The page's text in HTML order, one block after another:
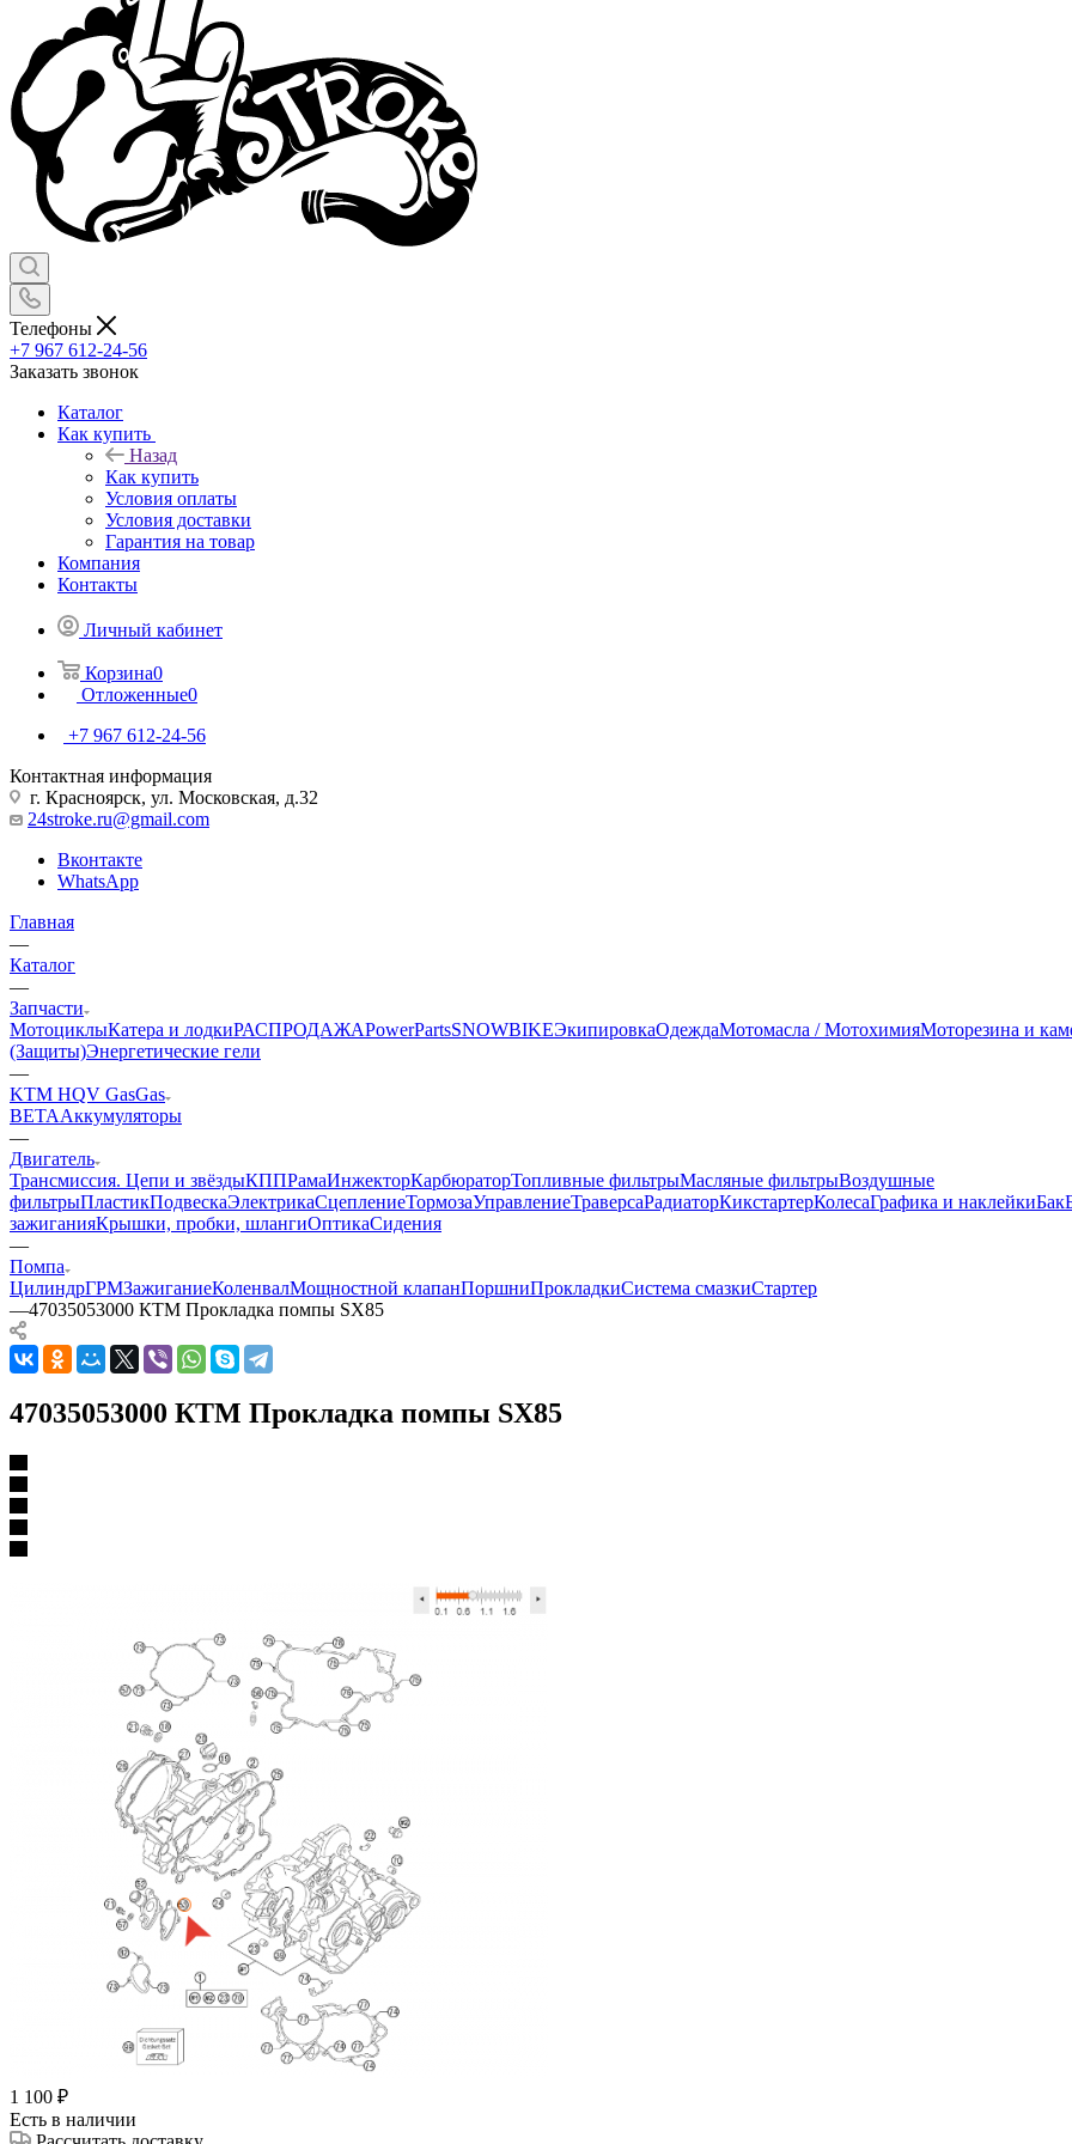
Телефоны
+7 967 612-24-56
Заказать звонок
Каталог
Как купить
Назад
Как купить
Условия оплаты
Условия доставки
Гарантия на товар
Компания
Контакты
Личный кабинет
Корзина0
Отложенные0
+7 967 612-24-56
Контактная информация
г. Красноярск, ул. Московская, д.32
24stroke.ru@gmail.com
Вконтакте
WhatsApp
Главная
—
Каталог
—
Запчасти
МотоциклыКатера и лодкиРАСПРОДАЖАPowerPartsSNOWBIKEЭкипировкаОдеждаМотомасла / МотохимияМоторезина и
(Защиты)Энергетические гели
—
KTM HQV GasGas
BETAАккумуляторы
—
Двигатель
Трансмиссия. Цепи и звёздыКППРамаИнжекторКарбюраторТопливные фильтрыМасляные фильтрыВоздушные
фильтрыПластикПодвескаЭлектрикаСцеплениеТормозаУправлениеТраверсаРадиаторКикстартерКолесаГрафика и наклейкиБак
зажиганияКрышки, пробки, шлангиОптикаСидения
—
Помпа
ЦилиндрГРМЗажиганиеКоленвалМощностной клапанПоршниПрокладкиСистема смазкиСтартер
—47035053000 КТМ Прокладка помпы SX85
47035053000 КТМ Прокладка помпы SX85
1 100 ₽
Есть в наличии